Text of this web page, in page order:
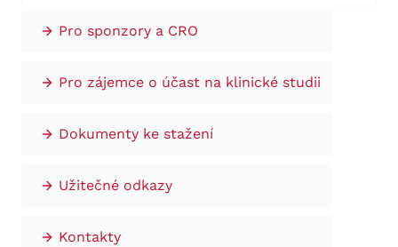
Pro sponzory a CRO
Pro zájemce o účast na klinické studii
Dokumenty ke stažení
Užitečné odkazy
Kontakty